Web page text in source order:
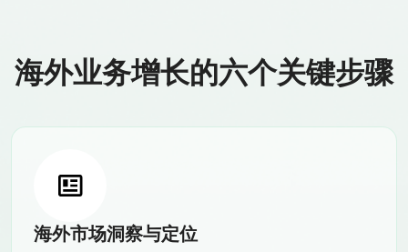
海外业务增长的六个关键步骤
海外市场洞察与定位